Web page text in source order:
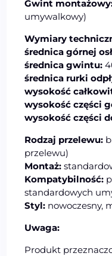
Gwint
umywalkowy)
Wymiary
średnica górnej
średnica gwintu:
średnica rurki
wysokość
wysokość części
wysokość części
Rodzaj przelewu:
przelewu)
Montaż:
Kompatybilność:
standardowych
Styl: nowoczesny,
Uwaga:
Produkt